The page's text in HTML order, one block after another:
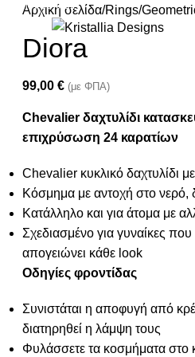
enjoy 10% Off
Αρχική σελίδα Rings
Diora
99,00 € (με ΦΠΑ)
Chevalier δαχτυλίδι
επιχρύσωση 24 καρατίων
Chevalier κυκλικό δαχτυλίδι
Κόσμημα με αντοχή στο νερό,
Κατάλληλο και για άτομα με
Σχεδιασμένο για γυναίκες
απογειώνει κάθε look
Οδηγίες φροντίδας
Συνιστάται η αποφυγή από
διατηρηθεί η λάμψη τους
Φυλάσσετε τα κοσμήματα στο